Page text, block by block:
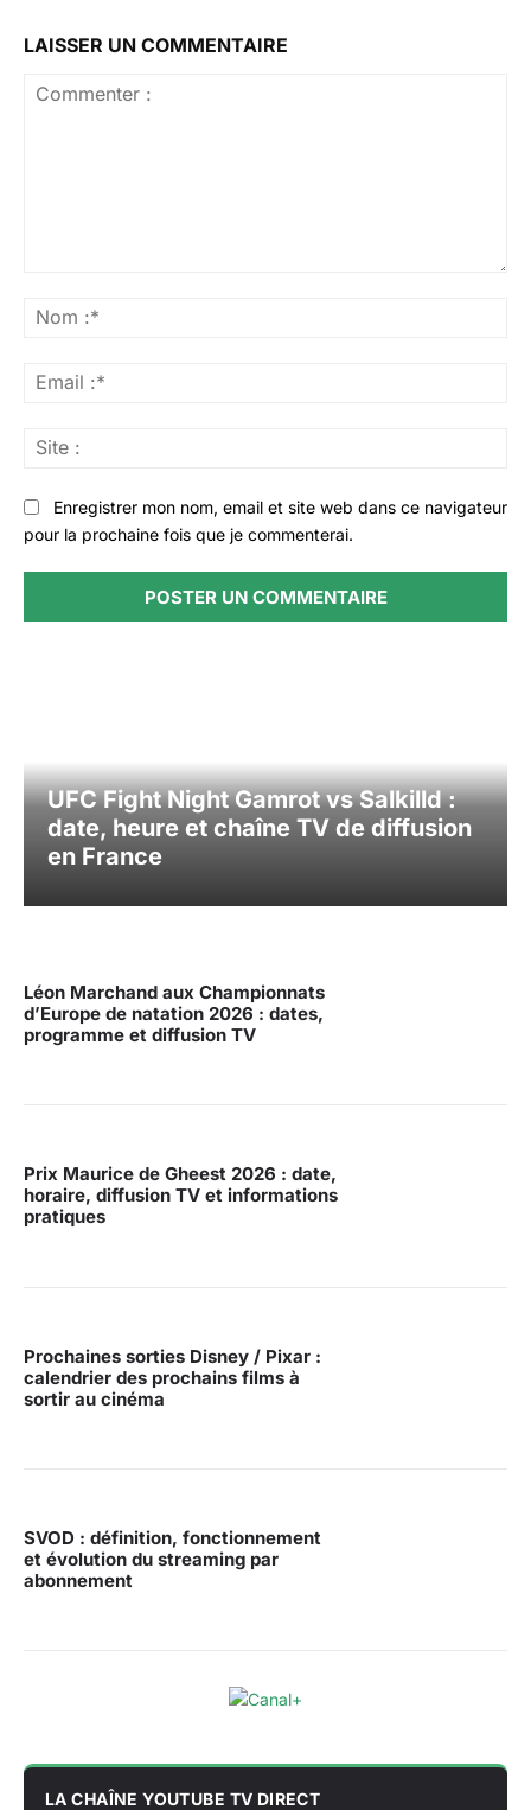
LAISSER UN COMMENTAIRE
Enregistrer mon nom, email et site web dans ce navigateur
pour la prochaine fois que je commenterai.
UFC Fight Night Gamrot vs Salkilld :
date, heure et chaîne TV de diffusion
en France
Léon Marchand aux Championnats
d’Europe de natation 2026 : dates,
programme et diffusion TV
Prix Maurice de Gheest 2026 : date,
horaire, diffusion TV et informations
pratiques
Prochaines sorties Disney / Pixar :
calendrier des prochains films à
sortir au cinéma
SVOD : définition, fonctionnement
et évolution du streaming par
abonnement
LA CHAÎNE YOUTUBE TV DIRECT